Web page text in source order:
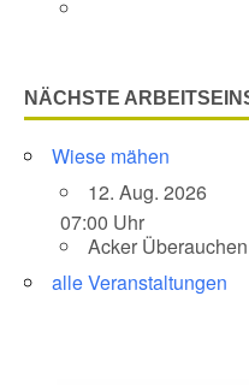
NÄCHSTE
Wiese mähen
12. Aug. 2026
07:00 Uhr
Acker Überauchen
alle Veranstaltungen